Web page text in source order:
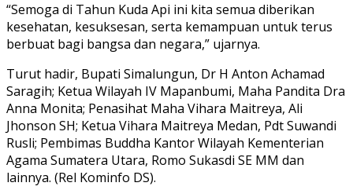
“Semoga di Tahun Kuda Api ini kita semua diberikan
kesehatan, kesuksesan, serta kemampuan untuk terus
berbuat bagi bangsa dan negara,” ujarnya.
Turut hadir, Bupati Simalungun, Dr H Anton Achamad
Saragih; Ketua Wilayah IV Mapanbumi, Maha Pandita Dra
Anna Monita; Penasihat Maha Vihara Maitreya, Ali
Jhonson SH; Ketua Vihara Maitreya Medan, Pdt Suwandi
Rusli; Pembimas Buddha Kantor Wilayah Kementerian
Agama Sumatera Utara, Romo Sukasdi SE MM dan
lainnya. (Rel Kominfo DS).